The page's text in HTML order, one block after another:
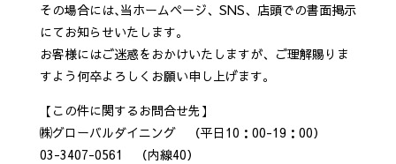
その場合には､当ホームページ、SNS、店頭での書面掲示
にてお知らせいたします。
お客様にはご迷惑をおかけいたしますが、ご理解賜りま
すよう何卒よろしくお願い申し上げます。
【この件に関するお問合せ先】
㈱グローバルダイニング （平日10：00-19：00）
03-3407-0561 （内線40）